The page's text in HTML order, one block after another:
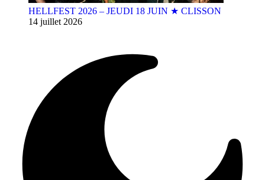
HELLFEST 2026 – JEUDI 18 JUIN ★ CLISSON
14 juillet 2026